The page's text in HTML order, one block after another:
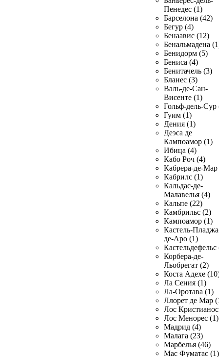
Пенедес (1)
Барселона (42)
Бегур (4)
Бенаавис (12)
Бенальмадена
Бенидорм (5)
Бениса (4)
Бенитачель (3)
Бланес (3)
Валь-де-Сан-
Висенте (1)
Гольф-дель-Сур
Гуим (1)
Дения (1)
Деэса де
Кампоамор (1)
Ибица (4)
Кабо Роч (4)
Кабрера-де-Мар
Кабрилс (1)
Кальдас-де-
Малавелья (4)
Кальпе (22)
Камбрильс (2)
Кампоамор (1)
Кастель-
де-Аро (1)
Кастельдефельс
Корбера-де-
Льобрегат (2)
Коста Адехе
Ла Сения (1)
Ла-Оротава (1)
Ллорет де Мар
Лос
Лос Менорес (1)
Мадрид (4)
Малага (23)
Марбелья (46)
Мас Фуматас (1)